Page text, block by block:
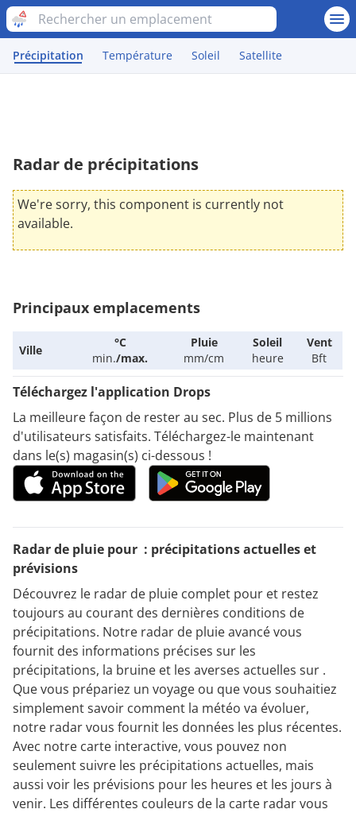
Précipitation Température Soleil Satellite
Radar de précipitations
We're sorry, this component is currently not
available.
Principaux emplacements
Ville
°C
min./max.
Pluie
mm/cm
Soleil
heure
Vent
Bft
Téléchargez l'application Drops
La meilleure façon de rester au sec. Plus de 5 millions
d'utilisateurs satisfaits. Téléchargez-le maintenant
dans le(s) magasin(s) ci-dessous !
Radar de pluie pour : précipitations actuelles et
prévisions
Découvrez le radar de pluie complet pour et restez
toujours au courant des dernières conditions de
précipitations. Notre radar de pluie avancé vous
fournit des informations précises sur les
précipitations, la bruine et les averses actuelles sur .
Que vous prépariez un voyage ou que vous souhaitiez
simplement savoir comment la météo va évoluer,
notre radar vous fournit les données les plus récentes.
Avec notre carte interactive, vous pouvez non
seulement suivre les précipitations actuelles, mais
aussi voir les prévisions pour les heures et les jours à
venir. Les différentes couleurs de la carte radar vous